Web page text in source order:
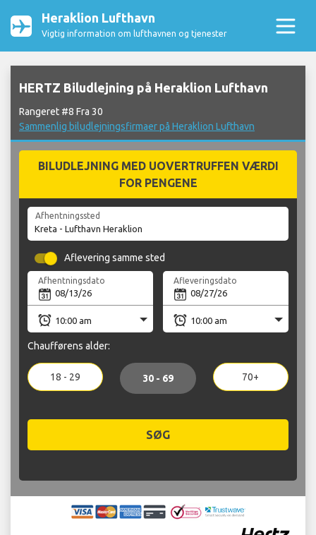
Heraklion Lufthavn
Vigtig information om lufthavnen og tjenester
HERTZ Biludlejning på Heraklion Lufthavn
Rangeret #8 Fra 30
Sammenlig biludlejningsfirmaer på Heraklion Lufthavn
BILUDLEJNING MED UOVERTRUFFEN VÆRDI
FOR PENGENE
Afhentningssted
Aflevering samme sted
Afhentningsdato Afleveringsdato
Chaufførens alder:
18 - 29 30 - 69 70+
SØG